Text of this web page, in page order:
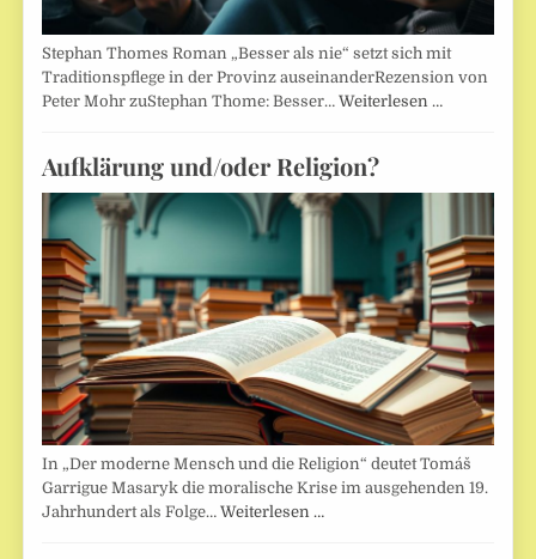
Stephan Thomes Roman „Besser als nie“ setzt sich mit
Traditionspflege in der Provinz auseinanderRezension von
Peter Mohr zuStephan Thome: Besser…Weiterlesen …
Aufklärung und/oder Religion?
In „Der moderne Mensch und die Religion“ deutet Tomáš
Garrigue Masaryk die moralische Krise im ausgehenden 19.
Jahrhundert als Folge…Weiterlesen …